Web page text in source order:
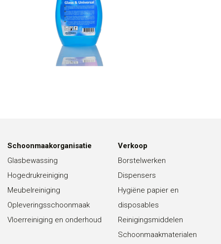
Schoonmaakorganisatie
Glasbewassing
Hogedrukreiniging
Meubelreiniging
Opleveringsschoonmaak
Vloerreiniging en onderhoud
Verkoop
Borstelwerken
Dispensers
Hygiëne papier en
disposables
Reinigingsmiddelen
Schoonmaakmaterialen